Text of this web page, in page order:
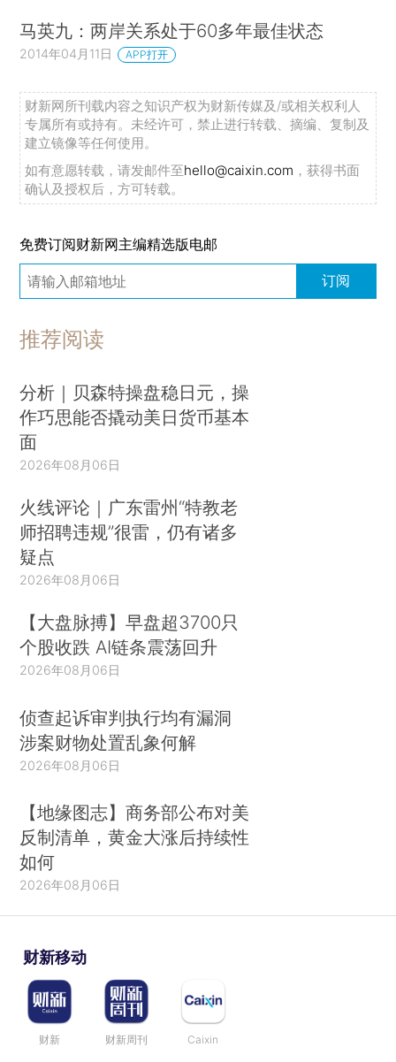
马英九：两岸关系处于60多年最佳状态
2014年04月11日 APP打开
财新网所刊载内容之知识产权为财新传媒及/或相关权利人
专属所有或持有。未经许可，禁止进行转载、摘编、复制及
建立镜像等任何使用。
如有意愿转载，请发邮件至hello@caixin.com ，获得书面
确认及授权后，方可转载。
免费订阅财新网主编精选版电邮
订阅
推荐阅读
分析｜贝森特操盘稳日元，操
作巧思能否撬动美日货币基本
面
2026年08月06日
火线评论｜广东雷州“特教老
师招聘违规”很雷，仍有诸多
疑点
2026年08月06日
【大盘脉搏】早盘超3700只
个股收跌 AI链条震荡回升
2026年08月06日
侦查起诉审判执行均有漏洞
涉案财物处置乱象何解
2026年08月06日
【地缘图志】商务部公布对美
反制清单，黄金大涨后持续性
如何
2026年08月06日
财新移动
财新 财新周刊 Caixin